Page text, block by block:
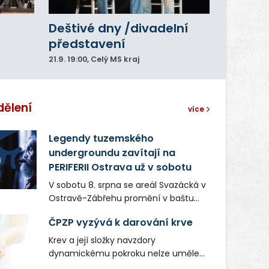
Deštivé dny /divadelní
představení
21.9. 19:00, Celý MS kraj
více
Legendy tuzemského
undergroundu zavítají na
PERIFERII Ostrava už v sobotu
V sobotu 8. srpna se areál Svazácká v
Ostravě-Zábřehu promění v baštu
hudby. Uskuteční se zde totiž první
ročník festivalu PERIFERIE Ostrava.
Brány areálu se otevřou půlhodinu po
ČPZP vyzývá k darování krve
Krev a její složky navzdory
dynamickému pokroku nelze uměle